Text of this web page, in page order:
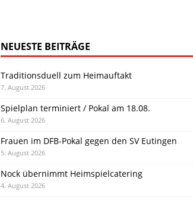
NEUESTE BEITRÄGE
Traditionsduell zum Heimauftakt
7. August 2026
Spielplan terminiert / Pokal am 18.08.
6. August 2026
Frauen im DFB-Pokal gegen den SV Eutingen
5. August 2026
Nock übernimmt Heimspielcatering
4. August 2026